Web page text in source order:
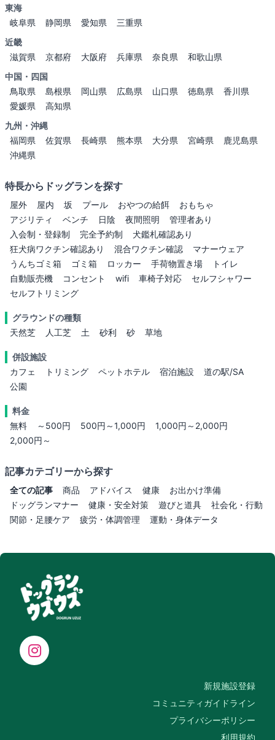
東海
岐阜県
静岡県 愛知県
三重県
近畿
滋賀県
京都府 大阪府 兵庫県 奈良県
和歌山県
中国・四国
鳥取県
島根県 岡山県 広島県 山口県 徳島県
香川県
愛媛県
高知県
九州・沖縄
福岡県
佐賀県 長崎県 熊本県 大分県 宮崎県
鹿児島県
沖縄県
特長からドッグランを探す
屋外 屋内 坂 プール おやつの給餌
おもちゃ
アジリティ
ベンチ 日陰 夜間照明
管理者あり
入会制・登録制
完全予約制
犬鑑札確認あり
狂犬病ワクチン確認あり
混合ワクチン確認
マナーウェア
うんちゴミ箱
ゴミ箱 ロッカー 手荷物置き場
トイレ
自動販売機
コンセント wifi 車椅子対応
セルフシャワー
セルフトリミング
グラウンドの種類
天然芝
人工芝 土 砂利 砂 草地
併設施設
カフェ
トリミング ペットホテル 宿泊施設
道の駅/SA
公園
料金
無料
～500円 500円～1,000円
1,000円～2,000円
2,000円～
記事カテゴリーから探す
全ての記事 商品 アドバイス 健康
お出かけ準備
ドッグランマナー
健康・安全対策 遊びと道具
社会化・行動
関節・足腰ケア
疲労・体調管理 運動・身体データ
新規施設登録
コミュニティガイドライン
プライバシーポリシー
利用規約